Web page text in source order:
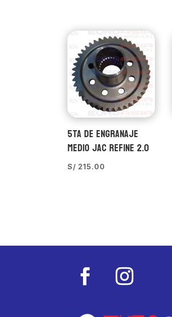
5TA DE ENGRANAJE
MEDIO JAC REFINE 2.0
S/ 215.00